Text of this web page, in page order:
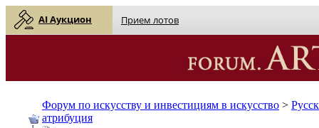
AI Аукцион Прием лотов
Форум по искусству и инвестициям в искусство >
атрибуция